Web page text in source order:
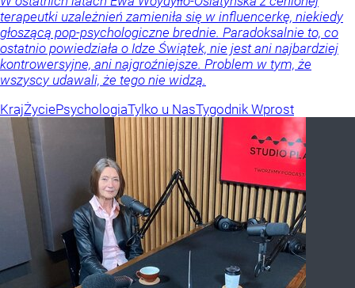
terapeutki uzależnień zamieniła się w influencerkę, niekiedy
głoszącą pop-psychologiczne brednie. Paradoksalnie to, co
ostatnio powiedziała o Idze Świątek, nie jest ani najbardziej
kontrowersyjne, ani najgroźniejsze. Problem w tym, że
wszyscy udawali, że tego nie widzą.
KrajŻyciePsychologiaTylko u NasTygodnik Wprost